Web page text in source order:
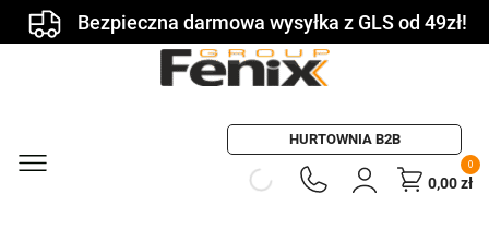
Bezpieczna darmowa wysyłka z GLS od 49zł!
HURTOWNIA B2B
0
0,00zł